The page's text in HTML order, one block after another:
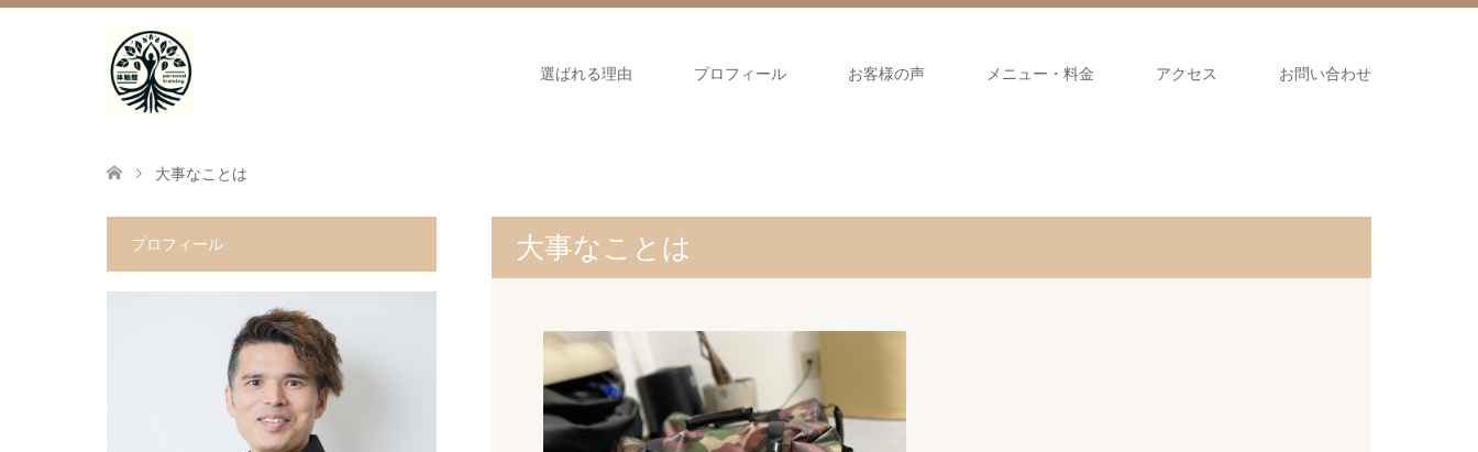
選ばれる理由 プロフィール お客様の声 メニュー・料金 アクセス お問い合わせ
大事なことは
大事なことは
プロフィール